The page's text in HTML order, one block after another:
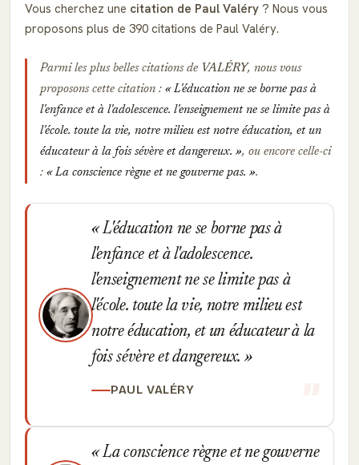
Vous cherchez une citation de Paul Valéry ? Nous vous
proposons plus de 390 citations de Paul Valéry.
Parmi les plus belles citations de VALÉRY, nous vous
proposons cette citation :
L'éducation ne se borne pas à
l'enfance et à l'adolescence. l'enseignement ne se limite pas à
l'école. toute la vie, notre milieu est notre éducation, et un
éducateur à la fois sévère et dangereux.
, ou encore celle-ci
:
La conscience règne et ne gouverne pas. .
L'éducation ne se borne pas à
l'enfance et à l'adolescence.
l'enseignement ne se limite pas à
l'école. toute la vie, notre milieu est
notre éducation, et un éducateur à la
fois sévère et dangereux.
PAUL VALÉRY
La conscience règne et ne gouverne